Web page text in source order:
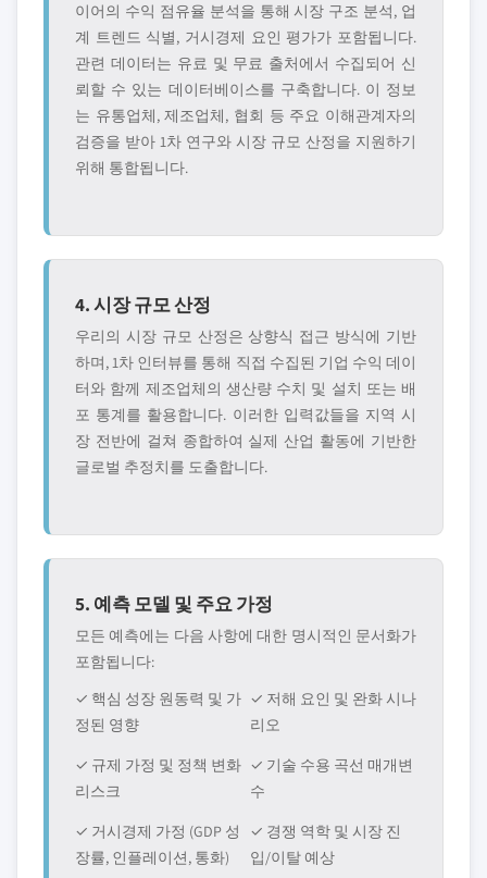
이어의 수익 점유율 분석을 통해 시장 구조 분석, 업
계 트렌드 식별, 거시경제 요인 평가가 포함됩니다.
관련 데이터는 유료 및 무료 출처에서 수집되어 신
뢰할 수 있는 데이터베이스를 구축합니다. 이 정보
는 유통업체, 제조업체, 협회 등 주요 이해관계자의
검증을 받아 1차 연구와 시장 규모 산정을 지원하기
위해 통합됩니다.
4. 시장 규모 산정
우리의 시장 규모 산정은 상향식 접근 방식에 기반
하며, 1차 인터뷰를 통해 직접 수집된 기업 수익 데이
터와 함께 제조업체의 생산량 수치 및 설치 또는 배
포 통계를 활용합니다. 이러한 입력값들을 지역 시
장 전반에 걸쳐 종합하여 실제 산업 활동에 기반한
글로벌 추정치를 도출합니다.
5. 예측 모델 및 주요 가정
모든 예측에는 다음 사항에 대한 명시적인 문서화가
포함됩니다:
✓ 핵심 성장 원동력 및 가
정된 영향
✓ 저해 요인 및 완화 시나
리오
✓ 규제 가정 및 정책 변화
리스크
✓ 기술 수용 곡선 매개변
수
✓ 거시경제 가정 (GDP 성
장률, 인플레이션, 통화)
✓ 경쟁 역학 및 시장 진
입/이탈 예상